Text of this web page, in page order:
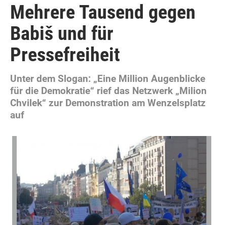
Mehrere Tausend gegen
Babiš und für
Pressefreiheit
Unter dem Slogan: „Eine Million Augenblicke
für die Demokratie“ rief das Netzwerk „Milion
Chvilek“ zur Demonstration am Wenzelsplatz
auf